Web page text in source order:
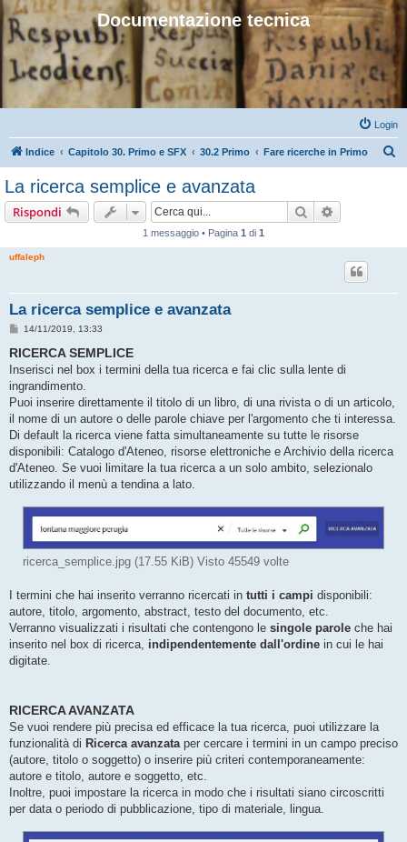
Documentazione tecnica
Login
Indice Capitolo 30. Primo e SFX 30.2 Primo Fare ricerche in Primo
La ricerca semplice e avanzata
Rispondi Cerca
1 messaggio • Pagina 1 di 1
uffaleph
La ricerca semplice e avanzata
M
s
s
a
g
g
i
o
14/11/2019, 13:33
RICERCA SEMPLICE
Inserisci nel box i termini della tua ricerca e fai clic sulla lente di
ingrandimento.
Puoi inserire direttamente il titolo di un libro, di una rivista o di un articolo,
il nome di un autore o delle parole chiave per l'argomento che ti interessa.
Di default la ricerca viene fatta simultaneamente su tutte le risorse
disponibili: Catalogo d'Ateneo, risorse elettroniche e Archivio della ricerca
d'Ateneo. Se vuoi limitare la tua ricerca a un solo ambito, selezionalo
utilizzando il menù a tendina a lato.
ricerca_semplice.jpg (17.55 KiB) Visto 45549 volte
I termini che hai inserito verranno ricercati in tutti i campi disponibili:
autore, titolo, argomento, abstract, testo del documento, etc.
Verranno visualizzati i risultati che contengono le singole parole che hai
inserito nel box di ricerca, indipendentemente dall'ordine in cui le hai
digitate.
RICERCA AVANZATA
Se vuoi rendere più precisa ed efficace la tua ricerca, puoi utilizzare la
funzionalità di Ricerca avanzataper cercare i termini in un campo preciso
(autore, titolo o soggetto) o inserire più criteri contemporaneamente:
autore e titolo, autore e soggetto, etc.
Inoltre, puoi impostare la ricerca in modo che i risultati siano circoscritti
per data o periodo di pubblicazione, tipo di materiale, lingua.